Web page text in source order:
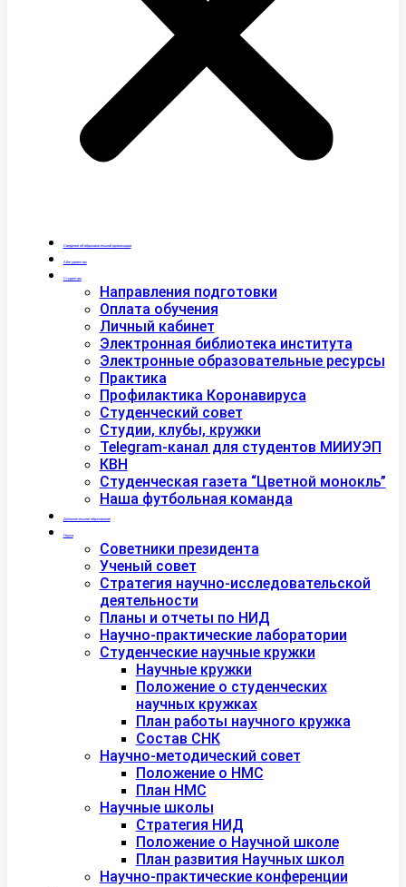
Сведения об образовательной организации
Абитуриентам
Студентам
Направления подготовки
Оплата обучения
Личный кабинет
Электронная библиотека института
Электронные образовательные ресурсы
Практика
Профилактика Коронавируса
Студенческий совет
Студии, клубы, кружки
Telegram-канал для студентов МИИУЭП
КВН
Студенческая газета “Цветной монокль”
Наша футбольная команда
Дополнительное образование
Наука
Советники президента
Ученый совет
Стратегия научно-исследовательской
деятельности
Планы и отчеты по НИД
Научно-практические лаборатории
Студенческие научные кружки
Научные кружки
Положение о студенческих
научных кружках
План работы научного кружка
Состав СНК
Научно-методический совет
Положение о НМС
План НМС
Научные школы
Стратегия НИД
Положение о Научной школе
План развития Научных школ
Научно-практические конференции